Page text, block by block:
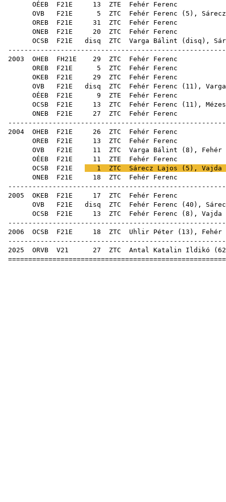
OÉEB F21E 13 ZTE
OVB F21E 5 ZTC Fehér Ferenc ( 5 ),
OREB F21E 31 ZTC
ONEB F21E 20 ZTC
OCSB F21E disq ZTC Varga Bálint ( disq ),
2003 OHEB FH21E 29 ZTC
OREB F21E 5 ZTC
OKEB F21E 29 ZTC
OVB F21E disq ZTC Fehér Ferenc ( 11 ),
OÉEB F21E 9 ZTE
OCSB F21E 13 ZTC Fehér Ferenc ( 11 ),
ONEB F21E 27 ZTC
2004 OHEB F21E 26 ZTC
OREB F21E 13 ZTC
OVB F21E 11 ZTC Varga Bálint ( 8 ), Fehér
OÉEB F21E 11 ZTE
OCSB F21E 1 ZTC Sárecz Lajos ( 5 ), Vajda
ONEB F21E 18 ZTC
2005 OKEB F21E 17 ZTC
OVB F21E disq ZTC Fehér Ferenc ( 40 ),
OCSB F21E 13 ZTC Fehér Ferenc ( 8 ), Vajda
2006 OCSB F21E 18 ZTC Uhlir Péter ( 13 ), Fehér
2025 ORVB V21 27 ZTC Antal Katalin Ildikó ( 62